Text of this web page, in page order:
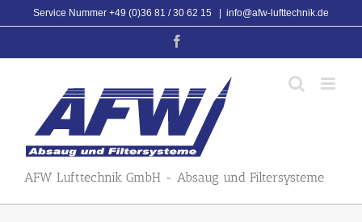
to
Service Nummer +49 (0)36 81 / 30 62 15 info@afw-lufttechnik.de
AFW Lufttechnik GmbH - Absaug und Filtersysteme